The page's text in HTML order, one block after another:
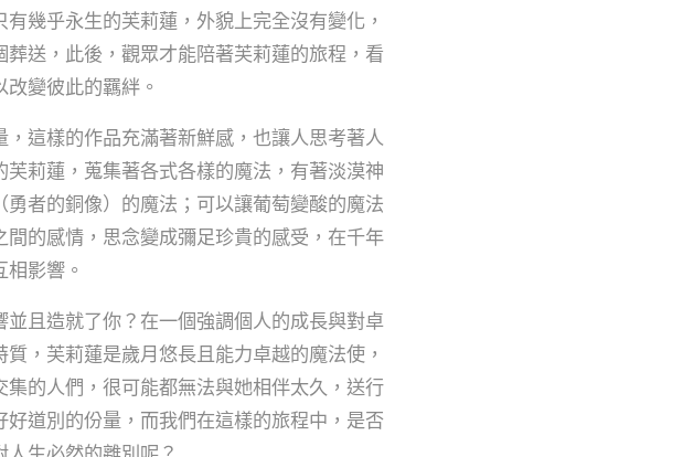
幾乎永生的芙莉蓮，外貌上完全沒有變化，
送，此後，觀眾才能陪著芙莉蓮的旅程，看
變彼此的羈絆。
這樣的作品充滿著新鮮感，也讓人思考著人
莉蓮，蒐集著各式各樣的魔法，有著淡漠神
者的銅像）的魔法；可以讓葡萄變酸的魔法
間的感情，思念變成彌足珍貴的感受，在千年
影響。
且造就了你？在一個強調個人的成長與對卓
，芙莉蓮是歲月悠長且能力卓越的魔法使，
的人們，很可能都無法與她相伴太久，送行
道別的份量，而我們在這樣的旅程中，是否